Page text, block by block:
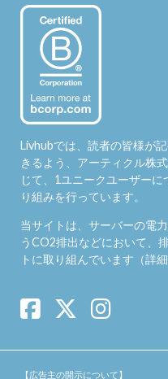
Livhubでは、読者の皆様が
きるよう、アーティクル株
じて、1ユニークユーザー
り組みを行っています。
当サイトは、サーバーの電
うCO2排出などにおいて、
トに取り組んでいます（詳細
【広告主の開示について】